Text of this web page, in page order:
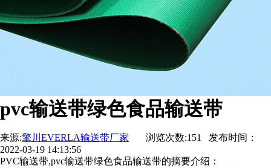
pvc输送带绿色食品输送带
来源:擎川EVERLA输送带厂家 浏览次数:151 发布时间：
2022-03-19 14:13:56
PVC输送带,pvc输送带绿色食品输送带的摘要介绍：